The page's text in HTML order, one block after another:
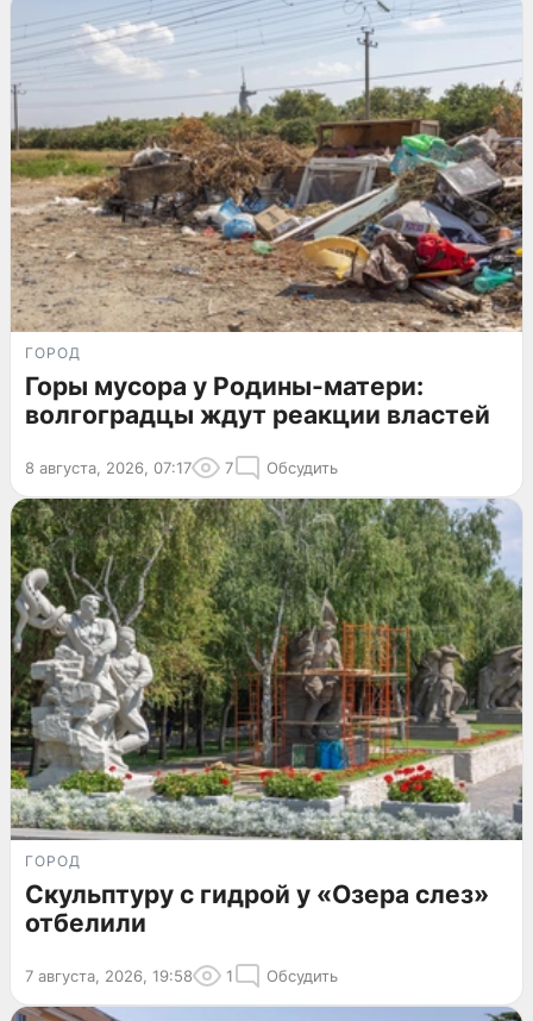
ГОРОД
Горы мусора у Родины-матери:
волгоградцы ждут реакции властей
8 августа, 2026, 07:17 7 Обсудить
ГОРОД
Скульптуру с гидрой у «Озера слез»
отбелили
7 августа, 2026, 19:58 1 Обсудить